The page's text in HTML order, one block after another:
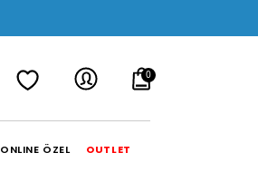
0
ONLINE ÖZEL OUTLET